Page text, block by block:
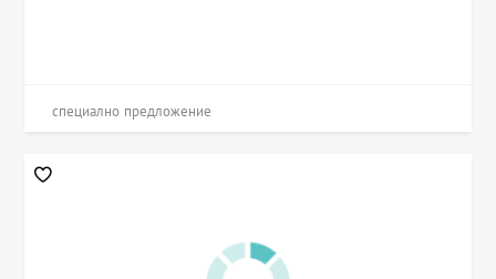
специално предложение